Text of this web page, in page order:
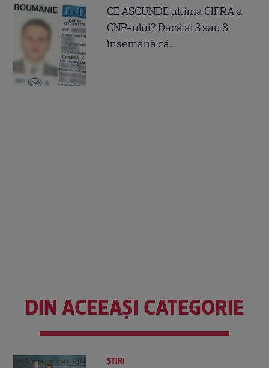
CE ASCUNDE ultima CIFRA a
CNP-ului? Dacă ai 3 sau 8
însemană că...
DIN ACEEAȘI CATEGORIE
ȘTIRI